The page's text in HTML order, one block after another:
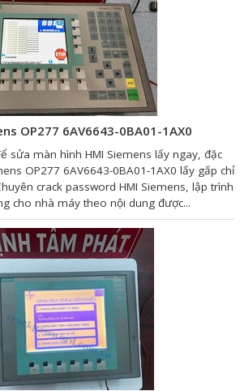
OP277 6AV6643-0BA01-1AX0
sửa màn hình HMI Siemens lấy ngay, đặc
OP277 6AV6643-0BA01-1AX0 lấy gấp chỉ
crack password HMI Siemens, lập trình
cho nhà máy theo nội dung được...
HMI
PLC
Servo
- HMI -
liệu,
liệu
và giám
Cảm biến